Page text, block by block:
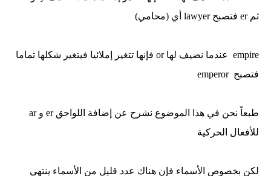
ثمer فتصبحlawyer أي (محامي)
empire عندما نضيف لهاor فإنها تتغير إملائيا فيتغير شكلها تماما
فتصبحemperor
طبعاً نحن في هذا الموضوع نشرح عن إضافة اللواحق er و ar
للأفعال الحركية
لكن بخصوص الأسماء فإن هناك عدد قليل من الأسماء ينتهي